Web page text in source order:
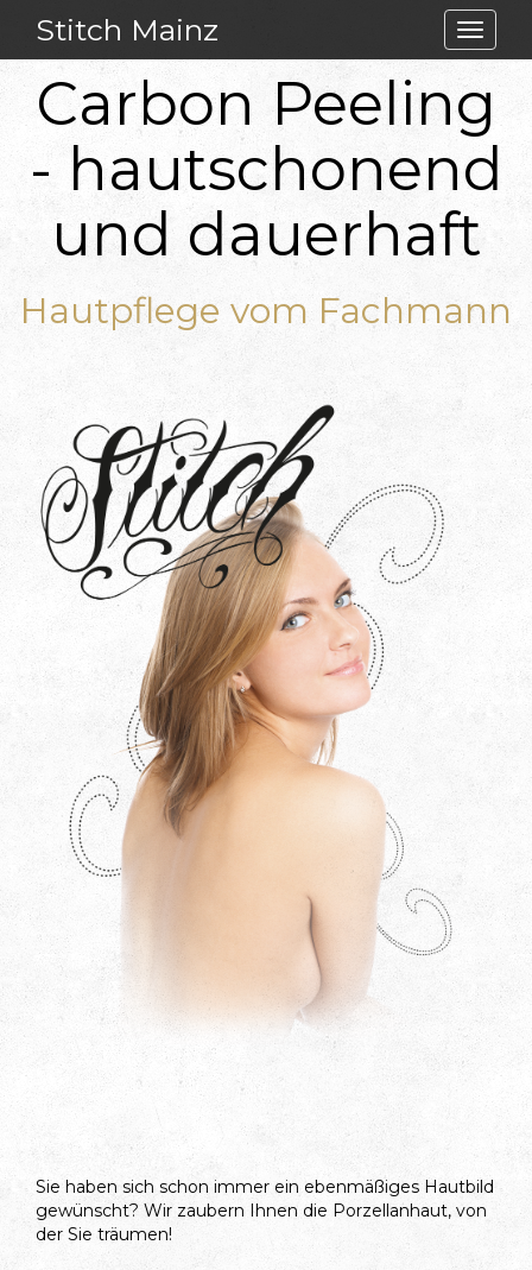
Toggle
Stitch Mainz
Carbon Peeling
- hautschonend
und dauerhaft
Hautpflege vom Fachmann
Sie haben sich schon immer ein ebenmäßiges Hautbild
gewünscht? Wir zaubern Ihnen die Porzellanhaut, von
der Sie träumen!